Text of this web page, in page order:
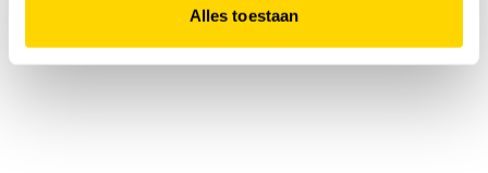
Alles toestaan